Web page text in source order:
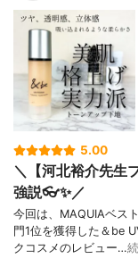
5.00
＼【河北裕介先生
強説👓✨／
今回は、MAQUIAベス
門1位を獲得した＆be
クコスメのレビュー…